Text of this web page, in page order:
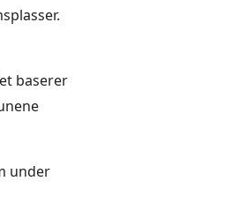
baserer
under